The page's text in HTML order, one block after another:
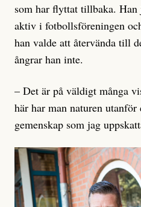
som har flyttat tillbaka. Han
aktiv i fotbollsföreningen
han valde att återvända till
ångrar han inte.
– Det är på väldigt många
här har man naturen
gemenskap som jag